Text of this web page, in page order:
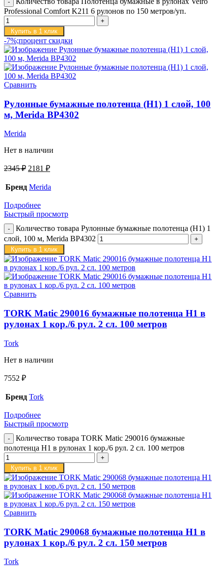
Professional Comfort K211 6 рулонов по 150 метров/уп.
Купить в 1 клик
-7%;процент скидки
Сравнить
Рулонные бумажные полотенца (H1) 1 слой, 100
м, Merida BP4302
Merida
Нет в наличии
2345₽ 2181 ₽
Бренд Merida
Подробнее
Быстрый просмотр
Количество товара Рулонные бумажные полотенца (H1) 1
слой, 100 м, Merida BP4302
Купить в 1 клик
Сравнить
TORK Matic 290016 бумажные полотенца H1 в
рулонах 1 кор./6 рул. 2 сл. 100 метров
Tork
Нет в наличии
7552 ₽
Бренд Tork
Подробнее
Быстрый просмотр
Количество товара TORK Matic 290016 бумажные
полотенца H1 в рулонах 1 кор./6 рул. 2 сл. 100 метров
Купить в 1 клик
Сравнить
TORK Matic 290068 бумажные полотенца H1 в
рулонах 1 кор./6 рул. 2 сл. 150 метров
Tork